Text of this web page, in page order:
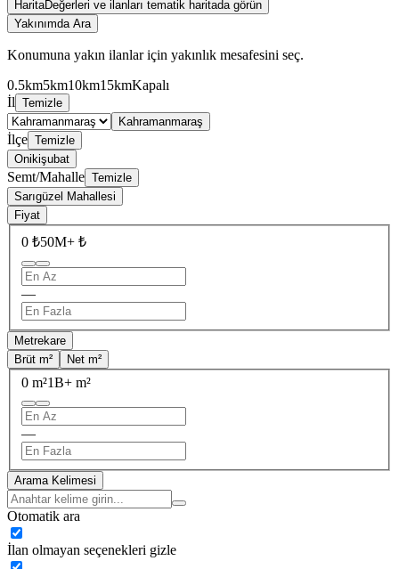
HaritaDeğerleri ve ilanları tematik haritada görün
Yakınımda Ara
Konumuna yakın ilanlar için yakınlık mesafesini seç.
0.5km5km10km15kmKapalı
İl Temizle
Kahramanmaraş
İlçe Temizle
Onikişubat
Semt/Mahalle Temizle
Sarıgüzel Mahallesi
Fiyat
0 ₺50M+ ₺
—
Metrekare
Brüt m²
Net m²
0 m²1B+ m²
—
Arama Kelimesi
Otomatik ara
İlan olmayan seçenekleri gizle